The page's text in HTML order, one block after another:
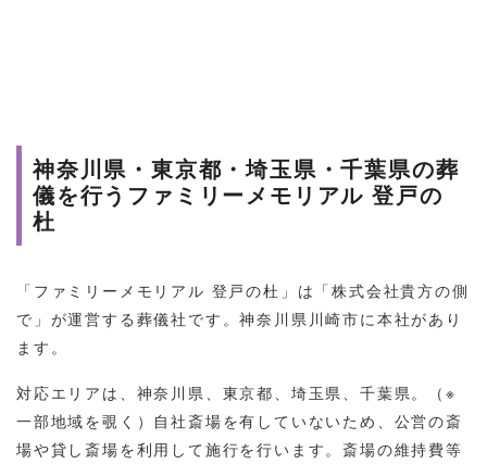
神奈川県・東京都・埼玉県・千葉県の葬
儀を行うファミリーメモリアル 登戸の
杜
「ファミリーメモリアル 登戸の杜」は「株式会社貴方の側
で」が運営する葬儀社です。神奈川県川崎市に本社があり
ます。
対応エリアは、神奈川県、東京都、埼玉県、千葉県。（※
一部地域を覗く）自社斎場を有していないため、公営の斎
場や貸し斎場を利用して施行を行います。斎場の維持費等